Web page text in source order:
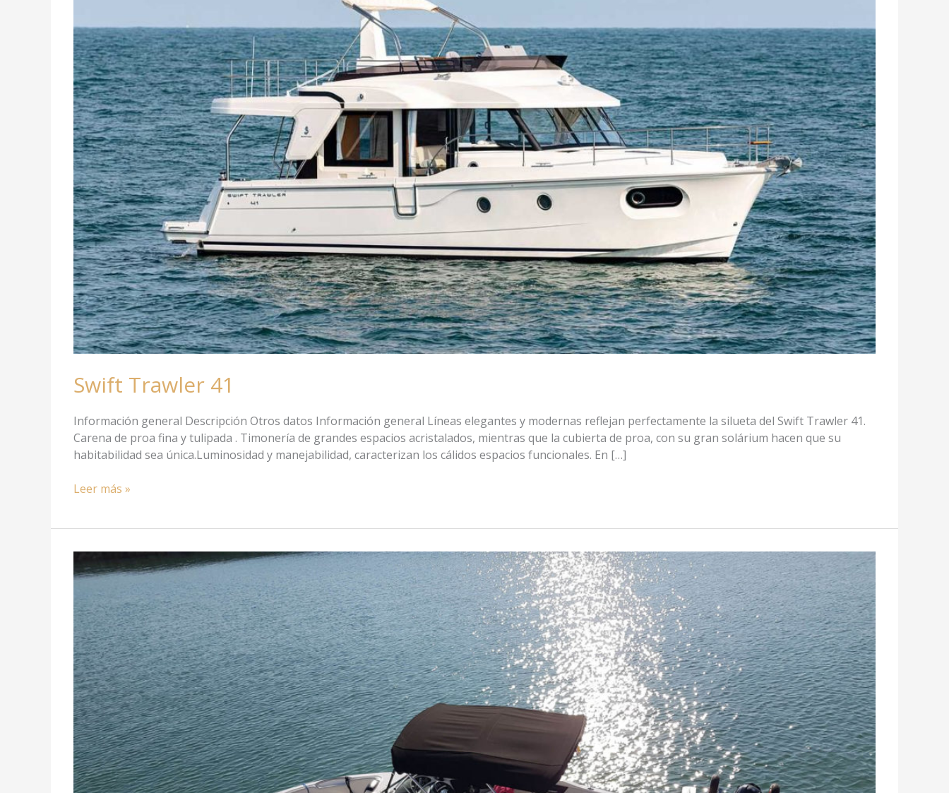
Swift Trawler 41
Información general Descripción Otros datos Información general Líneas elegantes y modernas reflejan perfectamente la silueta del Swift Trawler 41.
Carena de proa fina y tulipada . Timonería de grandes espacios acristalados, mientras que la cubierta de proa, con su gran solárium hacen que su
habitabilidad sea única.Luminosidad y manejabilidad, caracterizan los cálidos espacios funcionales. En […]
Leer más »
216BR